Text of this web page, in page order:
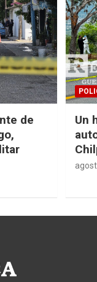
de
Un